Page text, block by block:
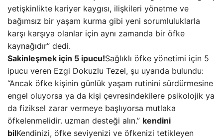
yetişkinlikte kariyer kaygısı, ilişkileri yönetme ve
bağımsız bir yaşam kurma gibi yeni sorumluluklarla
karşı karşıya olanlar için aynı zamanda bir öfke
kaynağıdır” dedi.
Sakinleşmek için 5 ipucu!Sağlıklı öfke yönetimi için 5
ipucu veren Ezgi Dokuzlu Tezel, şu uyarıda bulundu:
“Ancak öfke kişinin günlük yaşam rutinini sürdürmesine
engel oluyorsa ya da kişi çevresindekilere psikolojik ya
da fiziksel zarar vermeye başlıyorsa mutlaka
öfkelenmelidir. uzman desteği alın.” kendini
bilKendinizi, öfke seviyenizi ve öfkenizi tetikleyen